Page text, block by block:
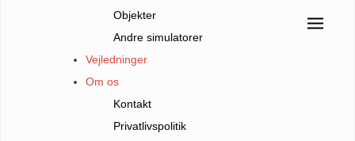
Objekter
Andre simulatorer
Vejledninger
Om os
Kontakt
Privatlivspolitik